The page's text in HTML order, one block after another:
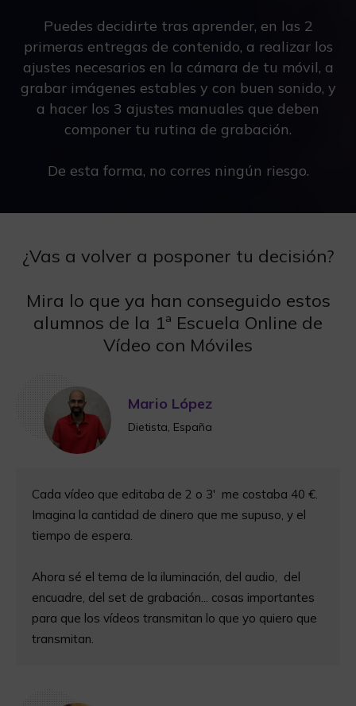
Puedes decidirte tras aprender, en las 2
primeras entregas de contenido, a realizar los
ajustes necesarios en la cámara de tu móvil, a
grabar imágenes estables y con buen sonido, y
a hacer los 3 ajustes manuales que deben
componer tu rutina de grabación.
De esta forma, no corres ningún riesgo.
¿Vas a volver a posponer tu decisión?
Mira lo que ya han conseguido estos
alumnos de la 1ª Escuela Online de
Vídeo con Móviles
Mario López
Dietista, España
Cada vídeo que editaba de 2 o 3' me costaba 40 €.
Imagina la cantidad de dinero que me supuso, y el
tiempo de espera.
Ahora sé el tema de la iluminación, del audio, del
encuadre, del set de grabación... cosas importantes
para que los vídeos transmitan lo que yo quiero que
transmitan.